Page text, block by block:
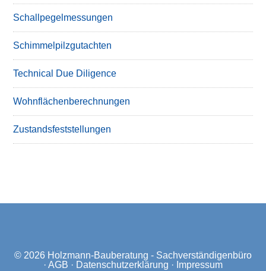
Schallpegelmessungen
Schimmelpilzgutachten
Technical Due Diligence
Wohnflächenberechnungen
Zustandsfeststellungen
© 2026 Holzmann-Bauberatung - Sachverständigenbüro
· AGB · Datenschutzerklärung · Impressum